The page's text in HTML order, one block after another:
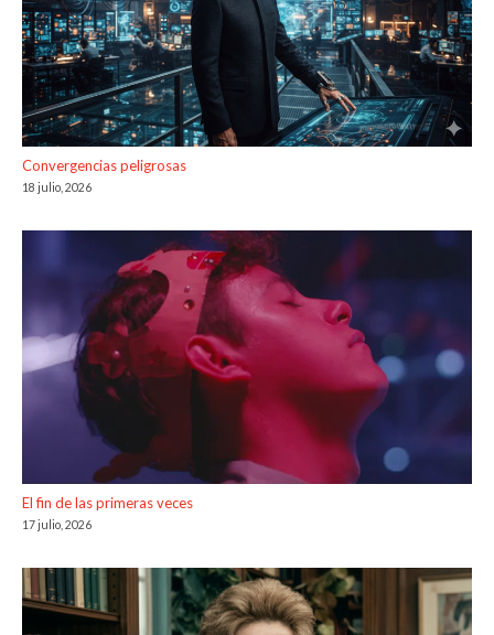
Convergencias peligrosas
18 julio, 2026
El fin de las primeras veces
17 julio, 2026